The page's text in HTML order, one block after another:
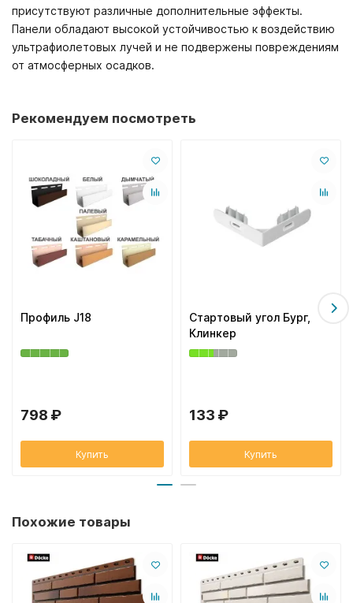
присутствуют различные дополнительные эффекты.
Панели обладают высокой устойчивостью к воздействию
ультрафиолетовых лучей и не подвержены повреждениям
от атмосферных осадков.
Рекомендуем посмотреть
Профиль J18
798 ₽
Купить
Стартовый угол Бург,
Клинкер
133 ₽
Купить
Похожие товары